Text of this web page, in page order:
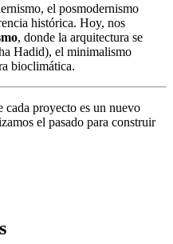
el posmodernismo
histórica. Hoy, nos
, donde la arquitectura se
Hadid), el minimalismo
bioclimática.
cada proyecto es un nuevo
el pasado para construir